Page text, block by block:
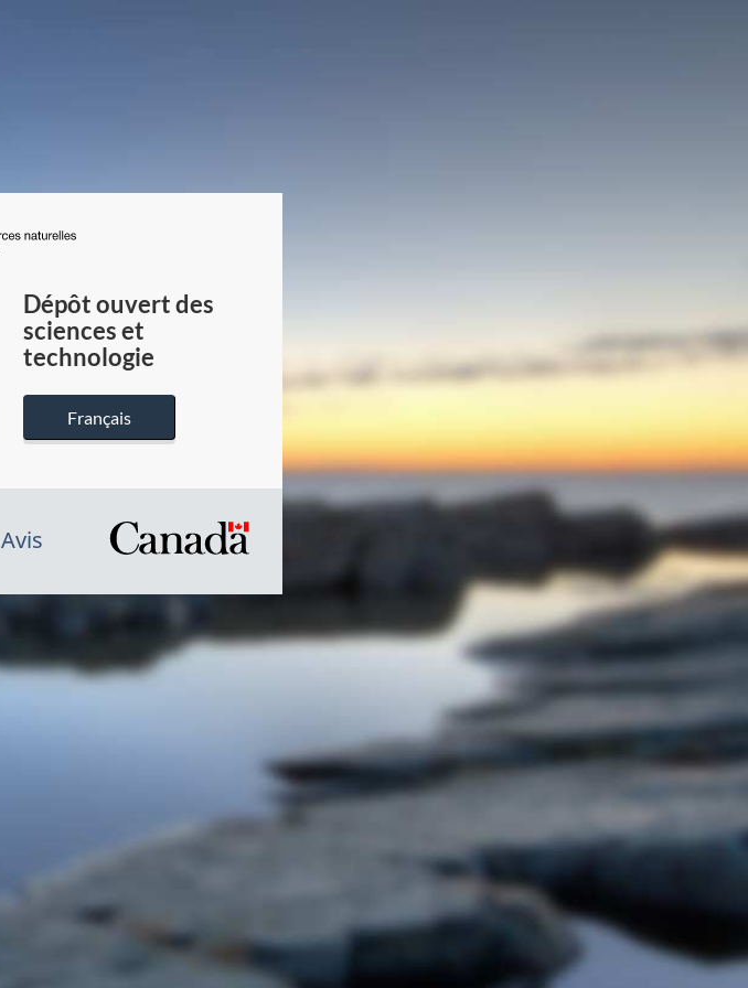
du
Canada
Dépôt ouvert des
sciences et
technologie
Français
Avis
/
Symbole
gouvernement